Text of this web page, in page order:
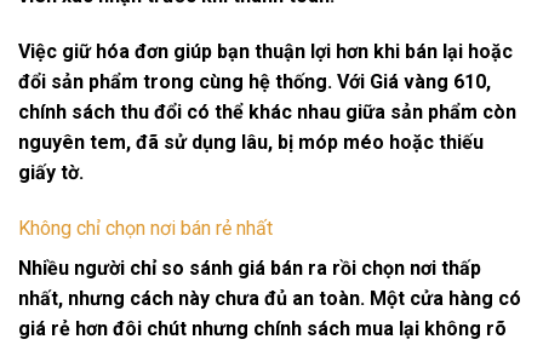
Việc giữ hóa đơn giúp bạn thuận lợi hơn khi bán lại hoặc
đổi sản phẩm trong cùng hệ thống. Với Giá vàng 610,
chính sách thu đổi có thể khác nhau giữa sản phẩm còn
nguyên tem, đã sử dụng lâu, bị móp méo hoặc thiếu
giấy tờ.
Không chỉ chọn nơi bán rẻ nhất
Nhiều người chỉ so sánh giá bán ra rồi chọn nơi thấp
nhất, nhưng cách này chưa đủ an toàn. Một cửa hàng có
giá rẻ hơn đôi chút nhưng chính sách mua lại không rõ